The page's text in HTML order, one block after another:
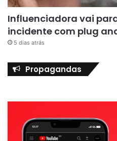
Influenciadora vai
incidente com plug
5 dias atrás
Propagandas